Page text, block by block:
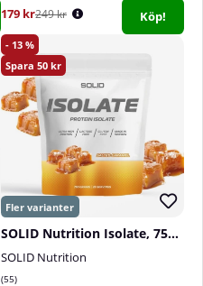
179 kr249 kr Köp!
13
50
SOLID Nutrition Isolate, 750 g
SOLID Nutrition
55